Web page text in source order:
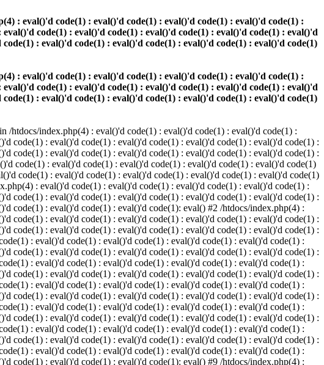
: eval()'d code(1) : eval()'d code(1) : eval()'d code(1) : eval()'d code(1) :
code(1) : eval()'d code(1) : eval()'d code(1) : eval()'d code(1) : eval()'d
: eval()'d code(1) : eval()'d code(1) : eval()'d code(1) : eval()'d code(1)
: eval()'d code(1) : eval()'d code(1) : eval()'d code(1) : eval()'d code(1) :
code(1) : eval()'d code(1) : eval()'d code(1) : eval()'d code(1) : eval()'d
: eval()'d code(1) : eval()'d code(1) : eval()'d code(1) : eval()'d code(1)
/htdocs/index.php(4) : eval()'d code(1) : eval()'d code(1) : eval()'d code(1) :
code(1) : eval()'d code(1) : eval()'d code(1) : eval()'d code(1) : eval()'d code(1) :
code(1) : eval()'d code(1) : eval()'d code(1) : eval()'d code(1) : eval()'d code(1) :
code(1) : eval()'d code(1) : eval()'d code(1) : eval()'d code(1) : eval()'d code(1)
code(1) : eval()'d code(1) : eval()'d code(1) : eval()'d code(1) : eval()'d code(1)
: eval()'d code(1) : eval()'d code(1) : eval()'d code(1) : eval()'d code(1) :
code(1) : eval()'d code(1) : eval()'d code(1) : eval()'d code(1) : eval()'d code(1) :
code(1) : eval()'d code(1) : eval()'d code(1): eval() #2 /htdocs/index.php(4) :
code(1) : eval()'d code(1) : eval()'d code(1) : eval()'d code(1) : eval()'d code(1) :
code(1) : eval()'d code(1) : eval()'d code(1) : eval()'d code(1) : eval()'d code(1) :
: eval()'d code(1) : eval()'d code(1) : eval()'d code(1) : eval()'d code(1) :
code(1) : eval()'d code(1) : eval()'d code(1) : eval()'d code(1) : eval()'d code(1) :
: eval()'d code(1) : eval()'d code(1) : eval()'d code(1) : eval()'d code(1) :
code(1) : eval()'d code(1) : eval()'d code(1) : eval()'d code(1) : eval()'d code(1) :
: eval()'d code(1) : eval()'d code(1) : eval()'d code(1) : eval()'d code(1) :
code(1) : eval()'d code(1) : eval()'d code(1) : eval()'d code(1) : eval()'d code(1) :
: eval()'d code(1) : eval()'d code(1) : eval()'d code(1) : eval()'d code(1) :
code(1) : eval()'d code(1) : eval()'d code(1) : eval()'d code(1) : eval()'d code(1) :
: eval()'d code(1) : eval()'d code(1) : eval()'d code(1) : eval()'d code(1) :
code(1) : eval()'d code(1) : eval()'d code(1) : eval()'d code(1) : eval()'d code(1) :
: eval()'d code(1) : eval()'d code(1) : eval()'d code(1) : eval()'d code(1) :
code(1) : eval()'d code(1) : eval()'d code(1): eval() #9 /htdocs/index.php(4) :